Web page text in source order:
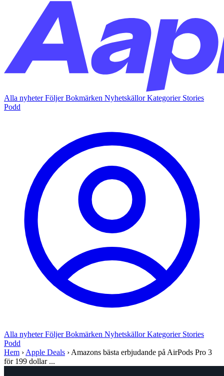
Alla nyheterFöljerBokmärken NyhetskällorKategorier Stories
Podd
Alla nyheterFöljerBokmärken NyhetskällorKategorier Stories
Podd
Hem › Apple Deals › Amazons bästa erbjudande på AirPods Pro 3
för 199 dollar ...